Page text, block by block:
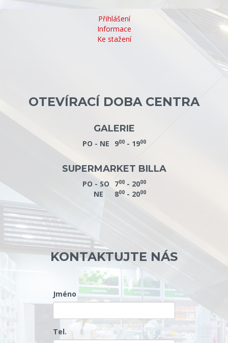
Přihlášení
Informace
Ke stažení
OTEVÍRACÍ DOBA CENTRA
GALERIE
PO - NE 900- 1900
SUPERMARKET BILLA
PO - SO 700- 2000
NE 800- 2000
KONTAKTUJTE NÁS
Jméno
Tel.